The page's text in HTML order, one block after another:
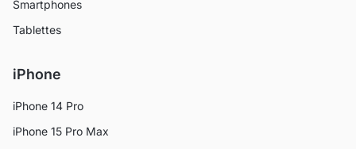
Smartphones
Tablettes
iPhone
iPhone 14 Pro
iPhone 15 Pro Max